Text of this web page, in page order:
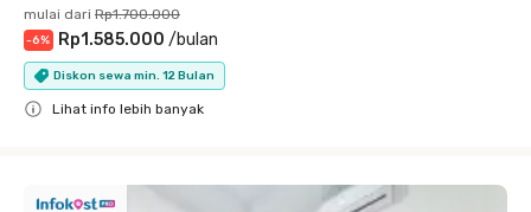
mulai dari Rp1.700.000
-6% Rp1.585.000 /bulan
Diskon sewa min. 12 Bulan
Lihat info lebih banyak